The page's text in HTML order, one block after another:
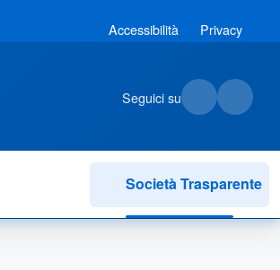
Accessibilità Privacy
Seguici su
Società Trasparente